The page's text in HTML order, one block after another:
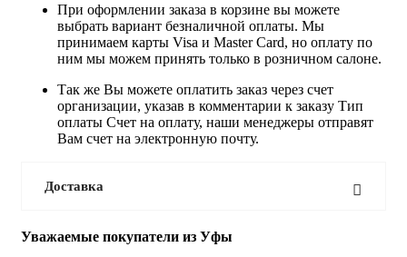
При оформлении заказа в корзине вы можете
выбрать вариант безналичной оплаты. Мы
принимаем карты Visa и Master Card, но оплату по
ним мы можем принять только в розничном салоне.
Так же Вы можете оплатить заказ через счет
организации, указав в комментарии к заказу Тип
оплаты Счет на оплату, наши менеджеры отправят
Вам счет на электронную почту.
Доставка
Уважаемые покупатели из Уфы